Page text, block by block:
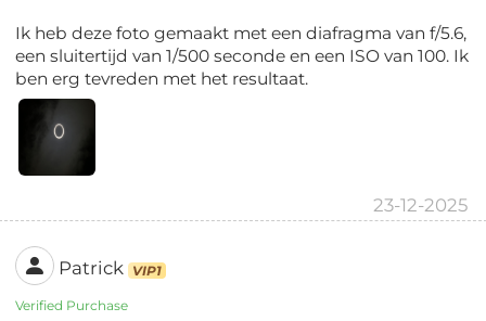
Ik heb deze foto gemaakt met een diafragma van f/5.6,
een sluitertijd van 1/500 seconde en een ISO van 100. Ik
ben erg tevreden met het resultaat.
23-12-2025
Patrick VIP1
Verified Purchase